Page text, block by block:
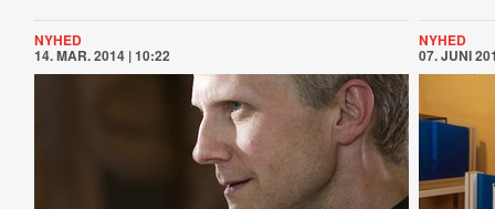
NYHED
14. MAR. 2014 | 10:22
NYHED
07. JUNI